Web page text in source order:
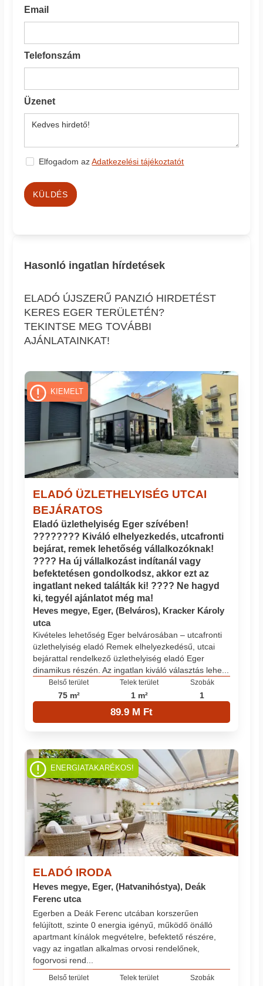
Email
Telefonszám
Üzenet
Elfogadom azAdatkezelési tájékoztatót
KÜLDÉS
Hasonló ingatlan hírdetések
ELADÓ ÚJSZERŰ PANZIÓ HIRDETÉST
KERES EGER TERÜLETÉN?
TEKINTSE MEG TOVÁBBI
AJÁNLATAINKAT!
ELADÓ ÜZLETHELYISÉG UTCAI
BEJÁRATOS
Eladó üzlethelyiség Eger szívében!
???????? Kiváló elhelyezkedés, utcafronti
bejárat, remek lehetőség vállalkozóknak!
???? Ha új vállalkozást indítanál vagy
befektetésen gondolkodsz, akkor ezt az
ingatlant neked találták ki! ???? Ne hagyd
ki, tegyél ajánlatot még ma!
Heves megye, Eger, (Belváros), Kracker Károly
utca
Kivételes lehetőség Eger belvárosában – utcafronti
üzlethelyiség eladó Remek elhelyezkedésű, utcai
bejárattal rendelkező üzlethelyiség eladó Eger
dinamikus részén. Az ingatlan kiváló választás lehe...
Belső terület
75 m²
Telek terület
1 m²
Szobák
1
89.9 M Ft
KIEMELT
ELADÓ IRODA
Heves megye, Eger, (Hatvanihóstya), Deák
Ferenc utca
Egerben a Deák Ferenc utcában korszerűen
felújított, szinte 0 energia igényű, működő önálló
apartmant kínálok megvételre, befektető részére,
vagy az ingatlan alkalmas orvosi rendelőnek,
fogorvosi rend...
Belső terület Telek terület Szobák
ENERGIATAKARÉKOS!